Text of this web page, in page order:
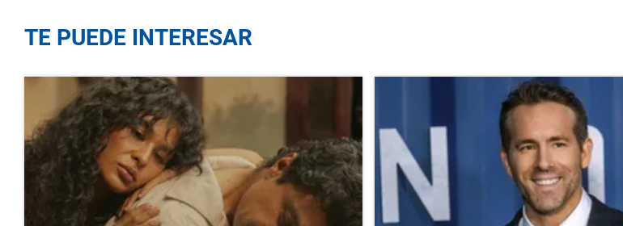
TE PUEDE INTERESAR